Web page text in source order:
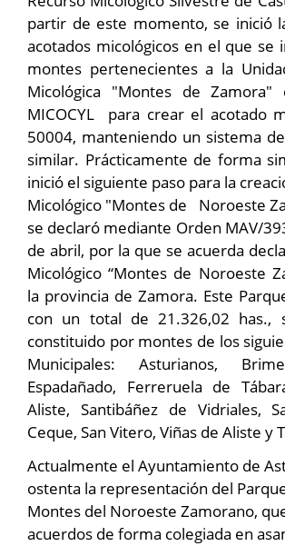
partir de este momento, se inició
acotados micológicos en el que se
montes pertenecientes a la
Micológica "Montes de Zamora"
MICOCYL para crear el acotado
50004, manteniendo un sistema
similar. Prácticamente de forma
inició el siguiente paso para la
Micológico "Montes de Noroeste
se declaró mediante Orden MAV/
de abril, por la que se acuerda
Micológico “Montes de Noroeste
la provincia de Zamora. Este
con un total de 21.326,02 has.,
constituido por montes de los
Municipales: Asturianos,
Espadañado, Ferreruela de
Aliste, Santibáñez de Vidriales,
Ceque, San Vitero, Viñas de Aliste y
Actualmente el Ayuntamiento de
ostenta la representación del
Montes del Noroeste Zamorano,
acuerdos de forma colegiada en